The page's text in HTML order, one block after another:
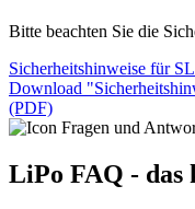
Bitte beachten Sie die
Sicherheitshinweise für
Download
(PDF)
LiPo FAQ -